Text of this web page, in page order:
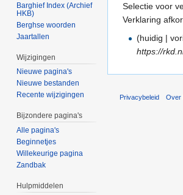
Selectie voor
Verklaring
(huidig |
https://
Barghief Index (Archief
HKB)
Berghse woorden
Jaartallen
Wijzigingen
Nieuwe pagina's
Nieuwe bestanden
Recente wijzigingen
Bijzondere pagina's
Alle pagina's
Beginnetjes
Willekeurige pagina
Zandbak
Hulpmiddelen
Privacybeleid Over